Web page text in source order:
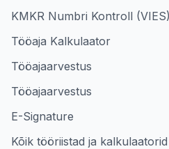
KMKR Numbri Kontroll (VIES)
Tööaja Kalkulaator
Tööajaarvestus
Tööajaarvestus
E-Signature
Kõik tööriistad ja kalkulaatorid